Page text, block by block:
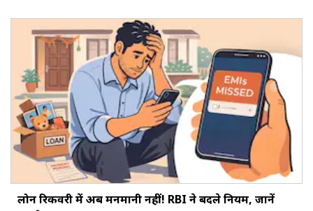
लोन रिकवरी में अब मनमानी नहीं! RBI ने बदले नियम, जानें